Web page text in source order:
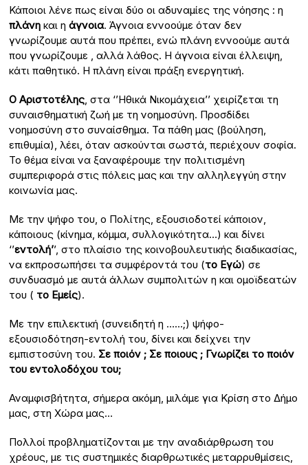
Κάποιοι λένε πως είναι δύο οι αδυναμίες της νόησης : η
πλάνη και ηάγνοια. Άγνοια εννοούμε όταν δεν
γνωρίζουμε αυτά που πρέπει, ενώ πλάνη εννοούμε αυτά
που γνωρίζουμε , αλλά λάθος. Η άγνοια είναι έλλειψη,
κάτι παθητικό. Η πλάνη είναι πράξη ενεργητική.
Ο Αριστοτέλης, στα ‘’Ηθικά Νικομάχεια’’ χειρίζεται τη
συναισθηματική ζωή με τη νοημοσύνη. Προσδίδει
νοημοσύνη στο συναίσθημα. Τα πάθη μας (βούληση,
επιθυμία), λέει, όταν ασκούνται σωστά, περιέχουν σοφία.
Το θέμα είναι να ξαναφέρουμε την πολιτισμένη
συμπεριφορά στις πόλεις μας και την αλληλεγγύη στην
κοινωνία μας.
Με την ψήφο του, ο Πολίτης, εξουσιοδοτεί κάποιον,
κάποιους (κίνημα, κόμμα, συλλογικότητα…) και δίνει
‘’εντολή’’, στο πλαίσιο της κοινοβουλευτικής διαδικασίας,
να εκπροσωπήσει τα συμφέροντά του (το Εγώ) σε
συνδυασμό με αυτά άλλων συμπολιτών η και ομοϊδεατών
του ( το Εμείς).
Με την επιλεκτική (συνειδητή η ……;) ψήφο-
εξουσιοδότηση-εντολή του, δίνει και δείχνει την
εμπιστοσύνη του. Σε ποιόν ; Σε ποιους ; Γνωρίζει το ποιόν
του εντολοδόχου του;
Αναμφισβήτητα, σήμερα ακόμη, μιλάμε για Κρίση στο Δήμο
μας, στη Χώρα μας…
Πολλοί προβληματίζονται με την αναδιάρθρωση του
χρέους, με τις συστημικές διαρθρωτικές μεταρρυθμίσεις,